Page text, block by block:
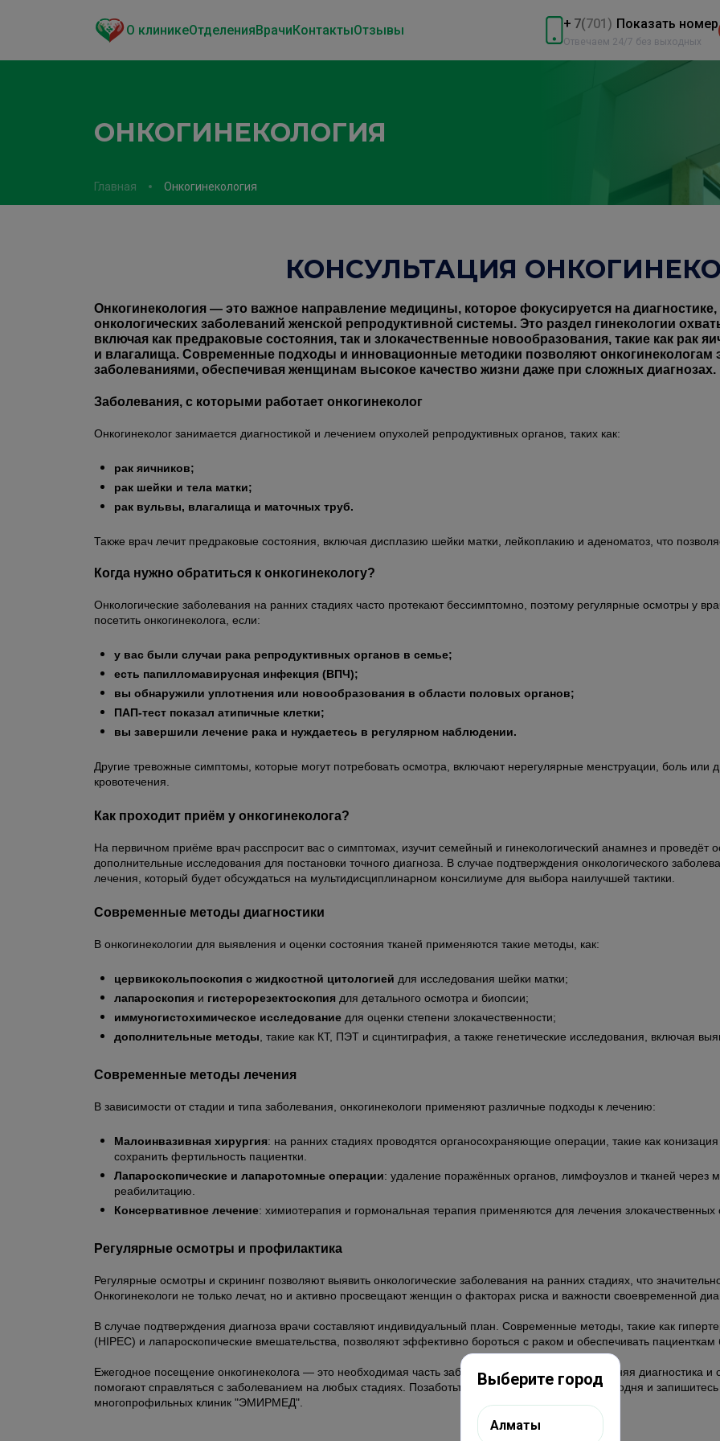
О клиникеОтделенияВрачиКонтактыОтзывы + 7(701) Показать номер
Отвечаем 24/7 без выходных
ОНКОГИНЕКОЛОГИЯ
Главная Онкогинекология
КОНСУЛЬТАЦИЯ
Онкогинекология — это важное направление медицины, которое фокусируется на
онкологических заболеваний женской репродуктивной системы. Это раздел гинекологии
включая как предраковые состояния, так и злокачественные новообразования, такие как рак
и влагалища. Современные подходы и инновационные методики позволяют онкогинекологам
заболеваниями, обеспечивая женщинам высокое качество жизни даже при сложных диагнозах.
Заболевания, с которыми работает онкогинеколог
Онкогинеколог занимается диагностикой и лечением опухолей репродуктивных органов, таких как:
рак яичников;
рак шейки и тела матки;
рак вульвы, влагалища и маточных труб.
Также врач лечит предраковые состояния, включая дисплазию шейки матки, лейкоплакию и аденоматоз, что
Когда нужно обратиться к онкогинекологу?
Онкологические заболевания на ранних стадиях часто протекают бессимптомно, поэтому регулярные осмотры у
посетить онкогинеколога, если:
у вас были случаи рака репродуктивных органов в семье;
есть папилломавирусная инфекция (ВПЧ);
вы обнаружили уплотнения или новообразования в области половых органов;
ПАП-тест показал атипичные клетки;
вы завершили лечение рака и нуждаетесь в регулярном наблюдении.
Другие тревожные симптомы, которые могут потребовать осмотра, включают нерегулярные менструации, боль
кровотечения.
Как проходит приём у онкогинеколога?
На первичном приёме врач расспросит вас о симптомах, изучит семейный и гинекологический анамнез и проведёт
дополнительные исследования для постановки точного диагноза. В случае подтверждения онкологического
лечения, который будет обсуждаться на мультидисциплинарном консилиуме для выбора наилучшей тактики.
Современные методы диагностики
В онкогинекологии для выявления и оценки состояния тканей применяются такие методы, как:
цервикокольпоскопия с жидкостной цитологией для исследования шейки матки;
лапароскопия и гистерорезектоскопия для детального осмотра и биопсии;
иммуногистохимическое исследование для оценки степени злокачественности;
дополнительные методы , такие как КТ, ПЭТ и сцинтиграфия, а также генетические исследования, включая
Современные методы лечения
В зависимости от стадии и типа заболевания, онкогинекологи применяют различные подходы к лечению:
Малоинвазивная хирургия: на ранних стадиях проводятся органосохраняющие операции, такие как
сохранить фертильность пациентки.
Лапароскопические и лапаротомные операции: удаление поражённых органов, лимфоузлов и тканей
реабилитацию.
Консервативное лечение: химиотерапия и гормональная терапия применяются для лечения злокачественных
Регулярные осмотры и профилактика
Регулярные осмотры и скрининг позволяют выявить онкологические заболевания на ранних стадиях, что
Онкогинекологи не только лечат, но и активно просвещают женщин о факторах риска и важности своевременной
В случае подтверждения диагноза врачи составляют индивидуальный план. Современные методы, такие как
(HIPEC) и лапароскопические вмешательства, позволяют эффективно бороться с раком и обеспечивать
Ежегодное посещение онкогинеколога — это необходимая часть заботы о женском здоровье. Ранняя диагностика
помогают справляться с заболеванием на любых стадиях. Позаботьтесь о своём здоровье уже сегодня и запишитесь
многопрофильных клиник "ЭМИРМЕД".
Выберите город
Алматы